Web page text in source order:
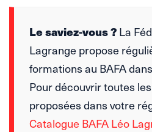
Le saviez-vous ?La
Lagrange propose
formations au BAFA
Pour découvrir toutes
proposées dans votre
Catalogue BAFA Léo